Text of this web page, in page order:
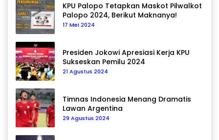
KPU Palopo Tetapkan Maskot Pilwalkot
Palopo 2024, Berikut Maknanya!
17 Mei 2024
Presiden Jokowi Apresiasi Kerja KPU
Sukseskan Pemilu 2024
21 Agustus 2024
Timnas Indonesia Menang Dramatis
Lawan Argentina
29 Agustus 2024